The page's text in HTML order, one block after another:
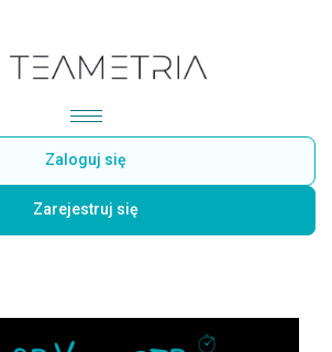
Zaloguj się
Zarejestruj się